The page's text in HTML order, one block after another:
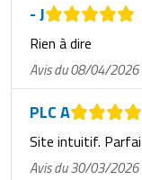
- J
Rien à dire
Avis du 08/04/2026
PLC A
Site intuitif.
Avis du 30/03/2026